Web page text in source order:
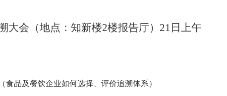
大会（地点：知新楼2楼报告厅）21日上午
品及餐饮企业如何选择、评价追溯体系）